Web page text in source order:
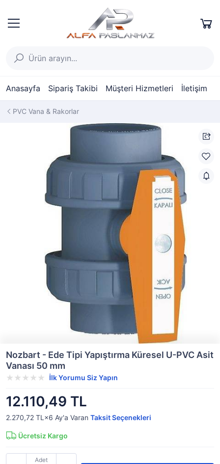
Anasayfa Sipariş Takibi Müşteri Hizmetleri İletişim
PVC Vana & Rakorlar
Nozbart - Ede Tipi Yapıştırma Küresel U-PVC Asit
Vanası 50 mm
İlk Yorumu Siz Yapın
12.110,49 TL
2.270,72 TL×6 Ay'a Varan Taksit Seçenekleri
Ücretsiz Kargo
Adet